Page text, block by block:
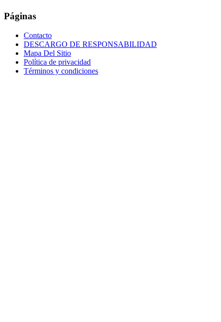
Páginas
Contacto
DESCARGO DE RESPONSABILIDAD
Mapa Del Sitio
Política de privacidad
Términos y condiciones